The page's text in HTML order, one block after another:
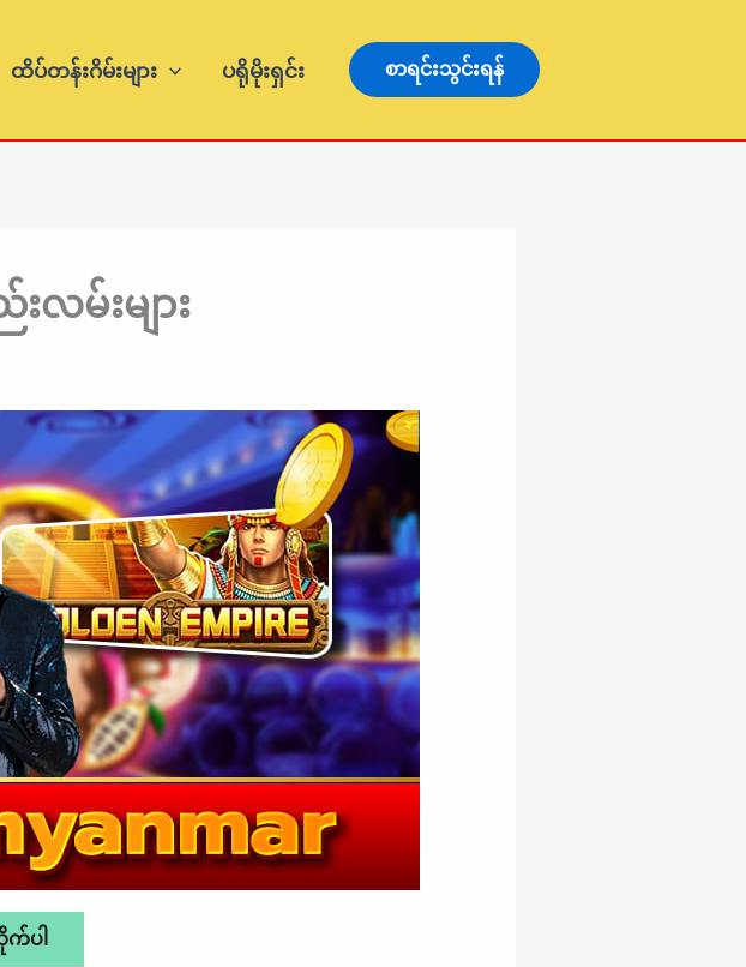
ထိပ်တန်းဂိမ်းများ ပရိုမိုးရှင်း စာရင်းသွင်းရန်
လမ်းများ
ပါ